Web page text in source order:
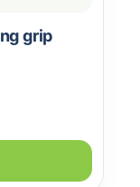
grip